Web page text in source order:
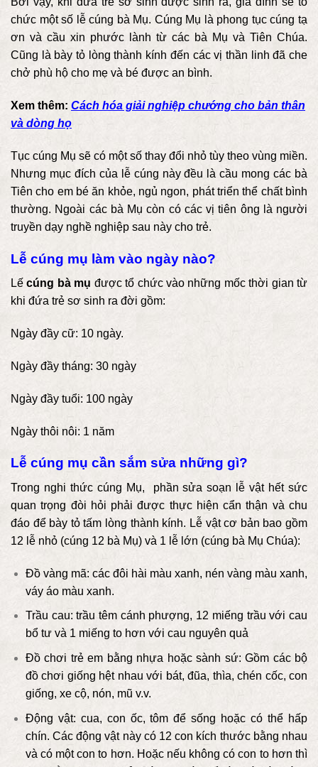
chức một số lễ cúng bà Mụ. Cúng Mụ là phong tục cúng tạ
ơn và cầu xin phước lành từ các bà Mụ và Tiên Chúa.
Cũng là bày tỏ lòng thành kính đến các vị thần linh đã che
chở phù hộ cho mẹ và bé được an bình.
Xem thêm: Cách hóa giải nghiệp chướng cho bản thân
và dòng họ
Tục cúng Mụ sẽ có một số thay đổi nhỏ tùy theo vùng miền.
Nhưng mục đích của lễ cúng này đều là cầu mong các bà
Tiên cho em bé ăn khỏe, ngủ ngon, phát triển thể chất bình
thường. Ngoài các bà Mụ còn có các vị tiên ông là người
truyền dạy nghề nghiệp sau này cho trẻ.
Lễ cúng mụ làm vào ngày nào?
Lế cúng bà mụ được tổ chức vào những mốc thời gian từ
khi đứa trẻ sơ sinh ra đời gồm:
Ngày đầy cữ: 10 ngày.
Ngày đầy tháng: 30 ngày
Ngày đầy tuổi: 100 ngày
Ngày thôi nôi: 1 năm
Lễ cúng mụ cần sắm sửa những gì?
Trong nghi thức cúng Mụ, phần sửa soạn lễ vật hết sức
quan trọng đòi hỏi phải được thực hiện cẩn thận và chu
đáo để bày tỏ tấm lòng thành kính. Lễ vật cơ bản bao gồm
12 lễ nhỏ (cúng 12 bà Mụ) và 1 lễ lớn (cúng bà Mụ Chúa):
Đồ vàng mã: các đôi hài màu xanh, nén vàng màu xanh,
váy áo màu xanh.
Trầu cau: trầu têm cánh phượng, 12 miếng trầu với cau
bổ tư và 1 miếng to hơn với cau nguyên quả
Đồ chơi trẻ em bằng nhựa hoặc sành sứ: Gồm các bộ
đồ chơi giống hệt nhau với bát, đũa, thìa, chén cốc, con
giống, xe cộ, nón, mũ v.v.
Động vật: cua, con ốc, tôm để sống hoặc có thể hấp
chín. Các động vật này có 12 con kích thước bằng nhau
và có một con to hơn. Hoặc nếu không có con to hơn thì